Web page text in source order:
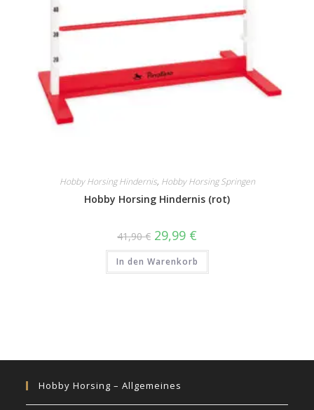
Hobby Horsing Hindernis, Hobby Horsing Springen
Hobby Horsing Hindernis (rot)
41,90€ Ursprünglicher
Preis
war:
41,90 €
29,99 €
ist:
29,99 €.
In den Warenkorb
Hobby Horsing – Allgemeines